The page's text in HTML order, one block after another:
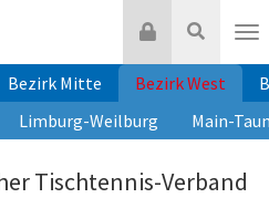
Suche
Login
Bezirk Mitte Bezirk West
Limburg-Weilburg Main-
Tischtennis-Verband